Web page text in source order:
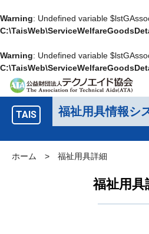
Warning: Undefined variable
Warning: Undefined variable
TAIS 福祉用具情報シ
ホーム > 福祉用具詳細
福祉用具